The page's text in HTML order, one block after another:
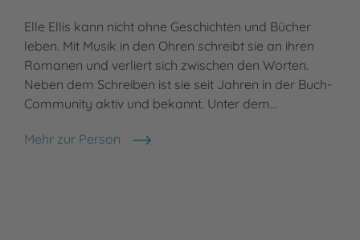
Elle Ellis kann nicht ohne Geschichten und Bücher
leben. Mit Musik in den Ohren schreibt sie an ihren
Romanen und verliert sich zwischen den Worten.
Neben dem Schreiben ist sie seit Jahren in der Buch-
Community aktiv und bekannt. Unter dem…
Mehr zur Person
Elle Ellis